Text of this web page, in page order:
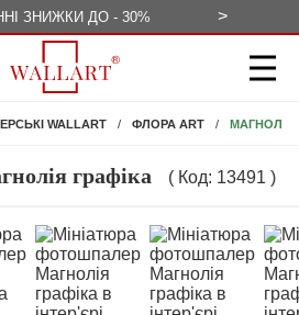
ЗНИЖКИ ДО - 30% >
WALLART ФЛОРА ART МАГНОЛІЯ
графіка ( Код: 13491 )